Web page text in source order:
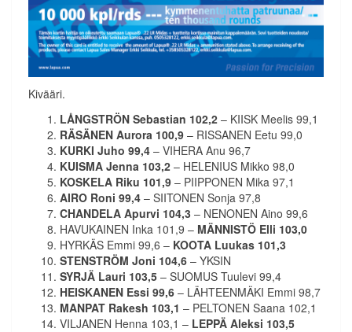
Kivääri.
LÅNGSTRÖN Sebastian 102,2 – KIISK Meelis 99,1
RÄSÄNEN Aurora 100,9 – RISSANEN Eetu 99,0
KURKI Juho 99,4 – VIHERA Anu 96,7
KUISMA Jenna 103,2 – HELENIUS Mikko 98,0
KOSKELA Riku 101,9 – PIIPPONEN Mika 97,1
AIRO Roni 99,4 – SIITONEN Sonja 97,8
CHANDELA Apurvi 104,3 – NENONEN Aino 99,6
HAVUKAINEN Inka 101,9 – MÄNNISTÖ Elli 103,0
HYRKÄS Emmi 99,6 – KOOTA Luukas 101,3
STENSTRÖM Joni 104,6 – YKSIN
SYRJÄ Lauri 103,5 – SUOMUS Tuulevi 99,4
HEISKANEN Essi 99,6 – LÄHTEENMÄKI Emmi 98,7
MANPAT Rakesh 103,1 – PELTONEN Saana 102,1
VILJANEN Henna 103,1 – LEPPÄ Aleksi 103,5